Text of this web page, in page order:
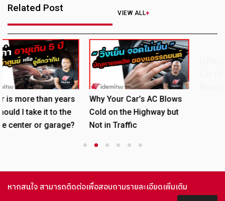
Related Post VIEW ALL
years
to the
Why Your Car’s AC Blows
Cold on the Highway but
Not in Traffic
Lifting the Lid on
Car Hoods –
Beast?
หากสนใจ สามารถติดต่อเพื่อสอบถามรายละเอียดเพิ่มเติม